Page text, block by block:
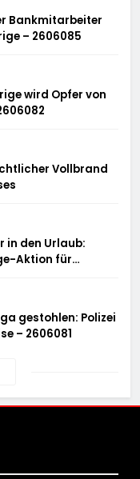
Bankmitarbeiter
– 2606085
wird Opfer von
Vollbrand
in den Urlaub:
Aktion für
gestohlen: Polizei
– 2606081